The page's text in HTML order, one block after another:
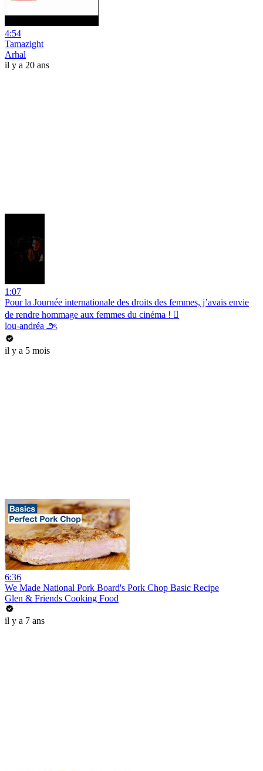
4:54
Tamazight
Arhal
il y a 20 ans
1:07
Pour la Journée internationale des droits des femmes, j’avais envie
de rendre hommage aux femmes du cinéma ! 🏼
lou-andréa ౨ৎ
il y a 5 mois
6:36
We Made National Pork Board's Pork Chop Basic Recipe
Glen & Friends Cooking Food
il y a 7 ans